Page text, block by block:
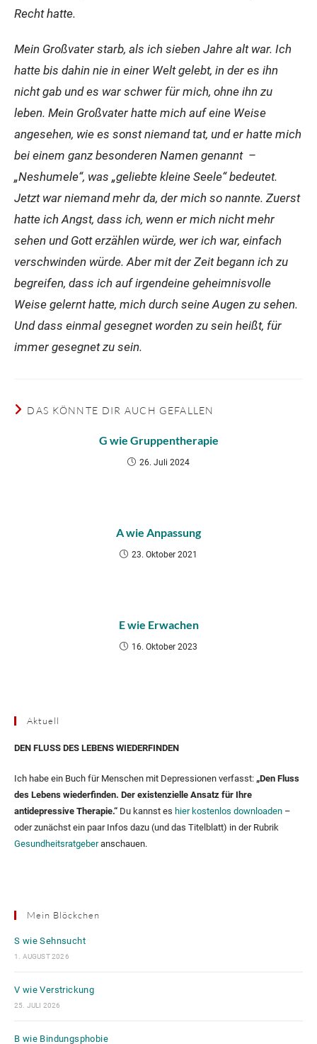
Recht hatte.
Mein Großvater starb, als ich sieben Jahre alt war. Ich
hatte bis dahin nie in einer Welt gelebt, in der es ihn
nicht gab und es war schwer für mich, ohne ihn zu
leben. Mein Großvater hatte mich auf eine Weise
angesehen, wie es sonst niemand tat, und er hatte mich
bei einem ganz besonderen Namen genannt –
„Neshumele“, was „geliebte kleine Seele“ bedeutet.
Jetzt war niemand mehr da, der mich so nannte. Zuerst
hatte ich Angst, dass ich, wenn er mich nicht mehr
sehen und Gott erzählen würde, wer ich war, einfach
verschwinden würde. Aber mit der Zeit begann ich zu
begreifen, dass ich auf irgendeine geheimnisvolle
Weise gelernt hatte, mich durch seine Augen zu sehen.
Und dass einmal gesegnet worden zu sein heißt, für
immer gesegnet zu sein.
DAS KÖNNTE DIR AUCH GEFALLEN
G wie Gruppentherapie
26. Juli 2024
A wie Anpassung
23. Oktober 2021
E wie Erwachen
16. Oktober 2023
Aktuell
DEN FLUSS DES LEBENS WIEDERFINDEN
Ich habe ein Buch für Menschen mit Depressionen verfasst: „Den Fluss
des Lebens wiederfinden. Der existenzielle Ansatz für Ihre
antidepressive Therapie.“ Du kannst es hier kostenlos downloaden –
oder zunächst ein paar Infos dazu (und das Titelblatt) in der Rubrik
Gesundheitsratgeberanschauen.
Mein Blöckchen
S wie Sehnsucht
1. AUGUST 2026
V wie Verstrickung
25. JULI 2026
B wie Bindungsphobie